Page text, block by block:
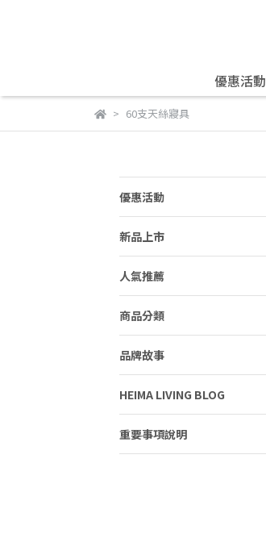
優惠活動
60支天絲寢具
優惠活動
新品上市
人氣推薦
商品分類
品牌故事
HEIMA LIVING BLOG
重要事項說明